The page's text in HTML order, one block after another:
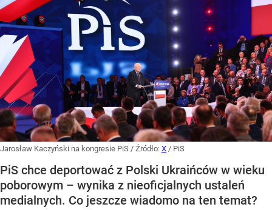
Jarosław Kaczyński na kongresie PiS / Źródło: X / PiS
PiS chce deportować z Polski Ukraińców w wieku
poborowym – wynika z nieoficjalnych ustaleń
medialnych. Co jeszcze wiadomo na ten temat?